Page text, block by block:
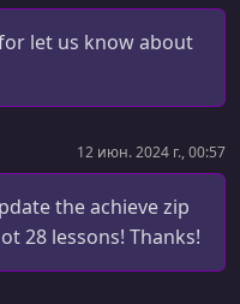
let us know about
12 июн. 2024 г., 00:57
the achieve zip
28 lessons! Thanks!